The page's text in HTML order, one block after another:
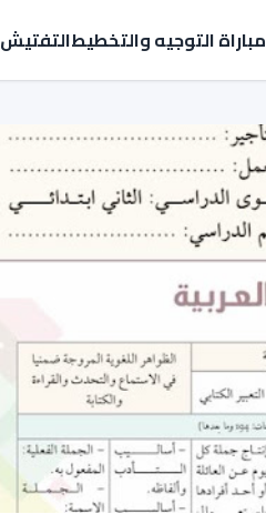
مباراة التوجيه والتخطيطالتفتيش